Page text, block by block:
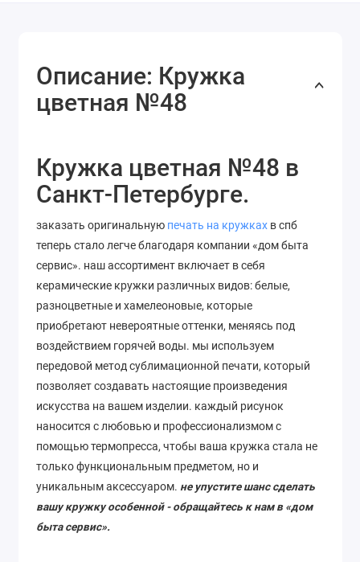
Описание: Кружка
цветная №48
Кружка цветная №48 в
Санкт-Петербурге.
заказать оригинальную печать на кружках в спб
теперь стало легче благодаря компании «дом быта
сервис». наш ассортимент включает в себя
керамические кружки различных видов: белые,
разноцветные и хамелеоновые, которые
приобретают невероятные оттенки, меняясь под
воздействием горячей воды. мы используем
передовой метод сублимационной печати, который
позволяетсоздавать настоящие произведения
искусства на вашем изделии. каждый рисунок
наносится с любовью и профессионализмом с
помощью термопресса, чтобы ваша кружка стала не
только функциональным предметом, но и
уникальным аксессуаром. не упустите шанс сделать
вашу кружку особенной - обращайтесь к нам в «дом
быта сервис».